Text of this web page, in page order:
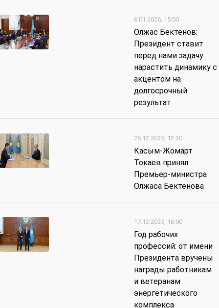
6.01.2026, 15:00
Олжас Бектенов:
Президент ставит
перед нами задачу
нарастить динамику с
акцентом на
долгосрочный
результат
26.12.2025, 12:30
Касым-Жомарт
Токаев принял
Премьер-министра
Олжаса Бектенова
17.12.2025, 16:00
Год рабочих
профессий: от имени
Президента вручены
награды работникам
и ветеранам
энергетического
комплекса